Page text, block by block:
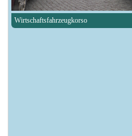
Wirtschaftsfahrzeugkorso